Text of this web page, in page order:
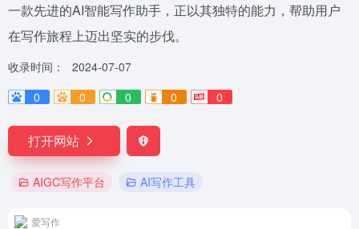
一款先进的AI智能写作助手，正以其独特的能力，帮助用户
在写作旅程上迈出坚实的步伐。
收录时间：
2024-07-07
0
0 0 0 0
打开网站
AIGC写作平台 AI写作工具
爱写作